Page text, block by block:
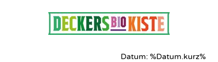
Datum: %Datum.kurz%